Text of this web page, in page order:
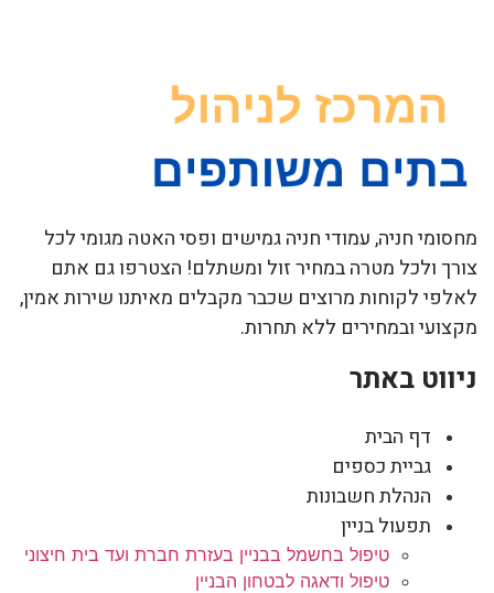
מחסומי חניה, עמודי חניה גמישים ופסי האטה מגומי לכל
צורך ולכל מטרה במחיר זול ומשתלם! הצטרפו גם אתם
לאלפי לקוחות מרוצים שכבר מקבלים מאיתנו שירות אמין,
מקצועי ובמחירים ללא תחרות.
ניווט באתר
דף הבית
גביית כספים
הנהלת חשבונות
תפעול בניין
טיפול בחשמל בבניין בעזרת חברת ועד בית חיצוני
טיפול ודאגה לבטחון הבניין